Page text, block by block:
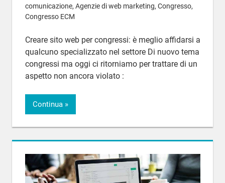
comunicazione, Agenzie di web marketing, Congresso,
Congresso ECM
Creare sito web per congressi: è meglio affidarsi a
qualcuno specializzato nel settore Di nuovo tema
congressi ma oggi ci ritorniamo per trattare di un
aspetto non ancora violato :
Continua